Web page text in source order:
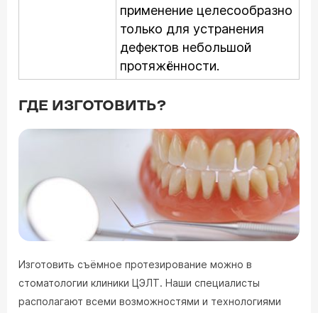
применение целесообразно
только для устранения
дефектов небольшой
протяжённости.
ГДЕ ИЗГОТОВИТЬ?
Изготовить съёмное протезирование можно в
стоматологии клиники ЦЭЛТ. Наши специалисты
располагают всеми возможностями и технологиями